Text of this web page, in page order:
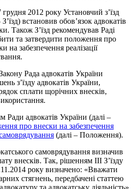
2012 року Установчий з’їзд
встановив обов’язок адвокатів
Також З’їзд рекомендував Раді
та затвердити положення про
на забезпечення реалізації
Рада адвокатів України
з’їзду адвокатів України,
сплати щорічних внесків,
Ради адвокатів України (далі –
про внески на забезпечення
самоврядування (далі – Положення).
самоврядування визначив
внесків. Так, рішенням ІІІ З’їзду
року визначено: «Вважати
стягнень, передбачені статтею
та адвокатську діяльність»